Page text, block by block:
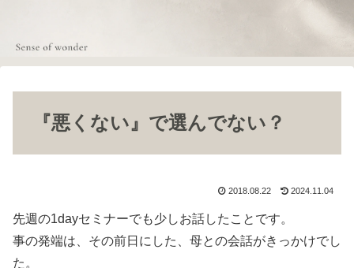
『悪くない』で選んでない？
2018.08.22 2024.11.04
先週の1dayセミナーでも少しお話したことです。
事の発端は、その前日にした、母との会話がきっかけでし
た。